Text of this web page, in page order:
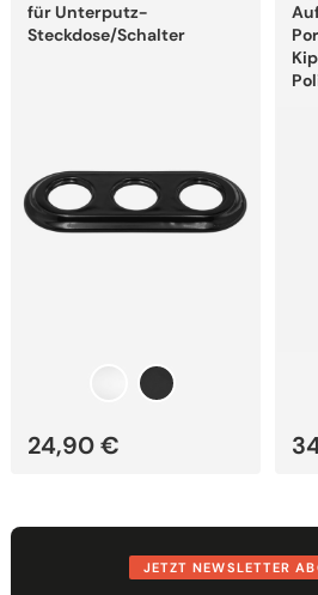
für Unterputz-
Steckdose/Schalter
24,90€
weist
mehrere
Produktseite
gewählt
werden
weist
auf.
Die
JETZT NEWSLETTER